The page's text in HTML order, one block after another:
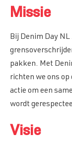
Missie
Bij Denim Day
pakken. Met
richten we ons
actie om een
wordt
Visie